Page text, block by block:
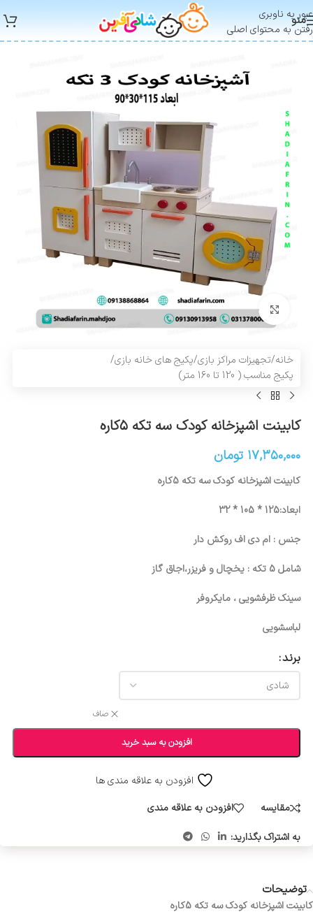
عبور به ناوبری
رفتن به محتوای اصلی
منو
بزرگنمایی تصویر
خانه/تجهیزات مراکز بازی/پکیج های خانه بازی/
پکیج مناسب ( 120 تا 160 متر)
کابینت اشپزخانه کودک سه تکه ۵کاره
۱۷,۳۵۰,۰۰۰ تومان
کابینت اشپزخانه کودک سه تکه 5کاره
ابعاد:125 * 105 * 32
جنس : ام دی اف روکش دار
شامل 5 تکه : یخچال و فریزر،اجاق گاز
سینک ظرفشویی ، مایکروفر
لباسشویی
برند
صاف
افزودن به سبد خرید
افزودن به علاقه مندی ها
مقایسه
افزودن به علاقه مندی
به اشتراک بگذارید:
توضیحات
کابینت اشپزخانه کودک سه تکه 5کاره